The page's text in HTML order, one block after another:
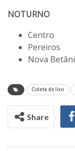
NOTURNO
Centro
Pereiros
Nova
Coleta de lixo
Share